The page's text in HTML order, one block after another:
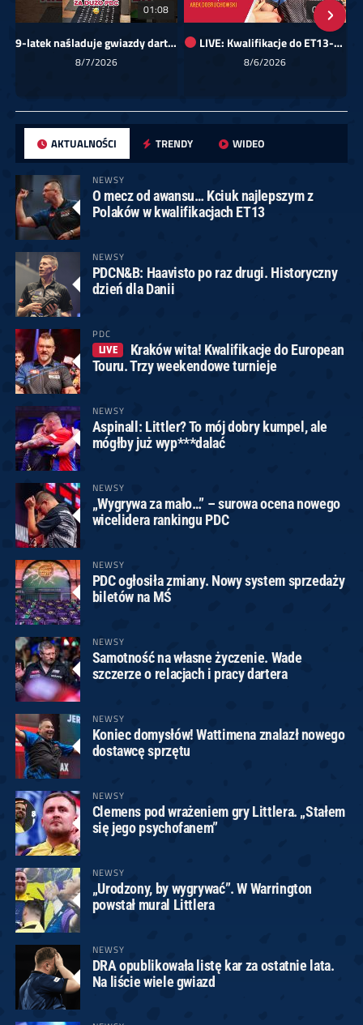
01:08
9-latek naśladuje gwiazdy darta!
8/7/2026
00:00
LIVE: Kwalifikacje do ET13-14 dla Europy Wschodniej
8/6/2026
AKTUALNOŚCI TRENDY WIDEO
NEWSY
O mecz od awansu… Kciuk najlepszym z
Polaków w kwalifikacjach ET13
NEWSY
PDCN&B: Haavisto po raz drugi. Historyczny
dzień dla Danii
PDC
LIVE
Kraków wita! Kwalifikacje do European
Touru. Trzy weekendowe turnieje
NEWSY
Aspinall: Littler? To mój dobry kumpel, ale
mógłby już wyp***dalać
NEWSY
„Wygrywa za mało…” – surowa ocena nowego
wicelidera rankingu PDC
NEWSY
PDC ogłosiła zmiany. Nowy system sprzedaży
biletów na MŚ
NEWSY
Samotność na własne życzenie. Wade
szczerze o relacjach i pracy dartera
NEWSY
Koniec domysłów! Wattimena znalazł nowego
dostawcę sprzętu
NEWSY
Clemens pod wrażeniem gry Littlera. „Stałem
się jego psychofanem”
NEWSY
„Urodzony, by wygrywać”. W Warrington
powstał mural Littlera
NEWSY
DRA opublikowała listę kar za ostatnie lata.
Na liście wiele gwiazd